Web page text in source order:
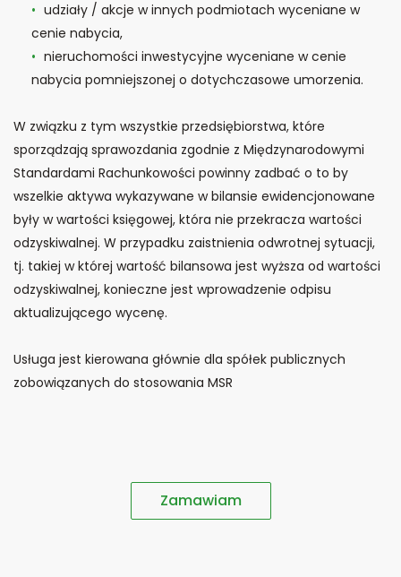
udziały / akcje w innych podmiotach wyceniane w
cenie nabycia,
nieruchomości inwestycyjne wyceniane w cenie
nabycia pomniejszonej o dotychczasowe umorzenia.
W związku z tym wszystkie przedsiębiorstwa, które
sporządzają sprawozdania zgodnie z Międzynarodowymi
Standardami Rachunkowości powinny zadbać o to by
wszelkie aktywa wykazywane w bilansie ewidencjonowane
były w wartości księgowej, która nie przekracza wartości
odzyskiwalnej. W przypadku zaistnienia odwrotnej sytuacji,
tj. takiej w której wartość bilansowa jest wyższa od wartości
odzyskiwalnej, konieczne jest wprowadzenie odpisu
aktualizującego wycenę.
Usługa jest kierowana głównie dla spółek publicznych
zobowiązanych do stosowania MSR
Zamawiam